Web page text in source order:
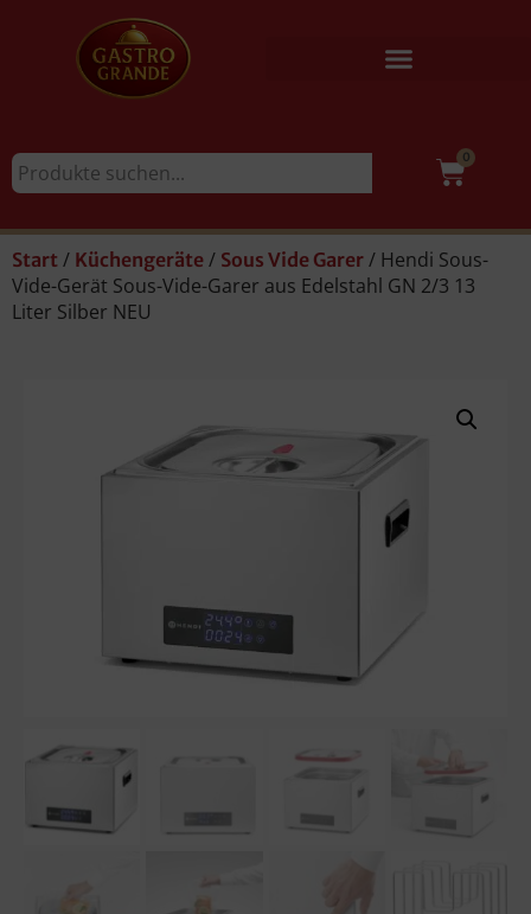
0
Start / Küchengeräte / Sous Vide Garer / Hendi Sous-
Vide-Gerät Sous-Vide-Garer aus Edelstahl GN 2/3 13
Liter Silber NEU